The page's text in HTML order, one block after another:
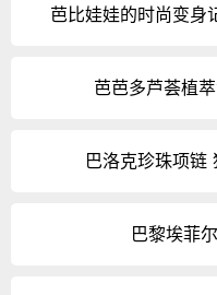
芭比娃娃的时尚变身
芭芭多芦荟植
巴洛克珍珠项链
巴黎埃菲